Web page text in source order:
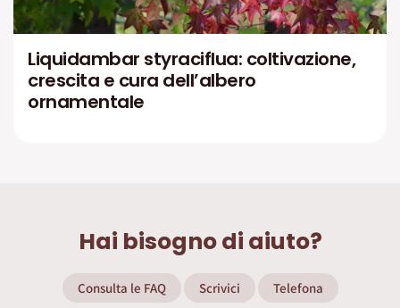
Liquidambar styraciflua: coltivazione,
crescita e cura dell’albero
ornamentale
Hai bisogno di aiuto?
Consulta le FAQ Scrivici Telefona